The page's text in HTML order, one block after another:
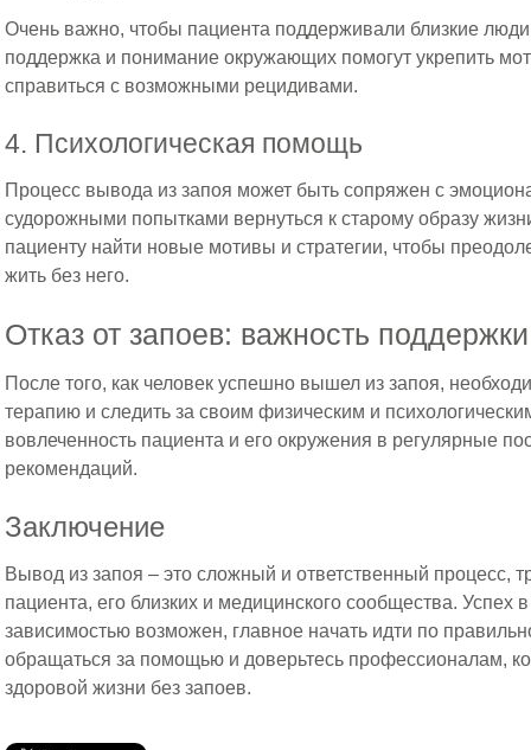
Очень важно, чтобы пациента поддерживали близкие
поддержка и понимание окружающих помогут укрепить
справиться с возможными рецидивами.
4. Психологическая помощь
Процесс вывода из запоя может быть сопряжен с
судорожными попытками вернуться к старому образу
пациенту найти новые мотивы и стратегии, чтобы
жить без него.
Отказ от запоев: важность
После того, как человек успешно вышел из запоя,
терапию и следить за своим физическим и
вовлеченность пациента и его окружения в регулярные
рекомендаций.
Заключение
Вывод из запоя – это сложный и ответственный процесс,
пациента, его близких и медицинского сообщества. Успех
зависимостью возможен, главное начать идти по
обращаться за помощью и доверьтесь профессионалам,
здоровой жизни без запоев.